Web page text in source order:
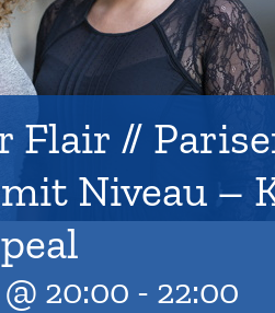
Flair //
Niveau –
20:00 - 22:00